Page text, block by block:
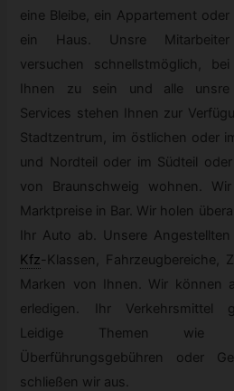
eine Bleibe, ein Appartement oder
ein Haus. Unsre Mitarbeiter
versuchen schnellstmöglich, bei
Ihnen zu sein und alle unsre
Services stehen Ihnen zur
Stadtzentrum, im östlichen oder
und Nordteil oder im Südteil
von Braunschweig wohnen.
Marktpreise in Bar. Wir holen
Ihr Auto ab. Unsere
Kfz- Klassen, Fahrzeugbereiche,
Marken von Ihnen. Wir können
erledigen. Ihr Verkehrsmittel
Leidige Themen wie
Überführungsgebühren oder
schließen wir aus.